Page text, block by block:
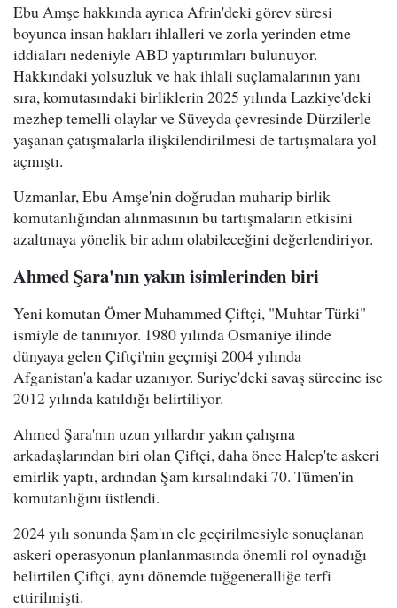
Ebu Amşe hakkında ayrıca Afrin'deki görev süresi
boyunca insan hakları ihlalleri ve zorla yerinden etme
iddiaları nedeniyle ABD yaptırımları bulunuyor.
Hakkındaki yolsuzluk ve hak ihlali suçlamalarının yanı
sıra, komutasındaki birliklerin 2025 yılında Lazkiye'deki
mezhep temelli olaylar ve Süveyda çevresinde Dürzilerle
yaşanan çatışmalarla ilişkilendirilmesi de tartışmalara yol
açmıştı.
Uzmanlar, Ebu Amşe'nin doğrudan muharip birlik
komutanlığından alınmasının bu tartışmaların etkisini
azaltmaya yönelik bir adım olabileceğini değerlendiriyor.
Ahmed Şara'nın yakın isimlerinden biri
Yeni komutan Ömer Muhammed Çiftçi, "Muhtar Türki"
ismiyle de tanınıyor. 1980 yılında Osmaniye ilinde
dünyaya gelen Çiftçi'nin geçmişi 2004 yılında
Afganistan'a kadar uzanıyor. Suriye'deki savaş sürecine ise
2012 yılında katıldığı belirtiliyor.
Ahmed Şara'nın uzun yıllardır yakın çalışma
arkadaşlarından biri olan Çiftçi, daha önce Halep'te askeri
emirlik yaptı, ardından Şam kırsalındaki 70. Tümen'in
komutanlığını üstlendi.
2024 yılı sonunda Şam'ın ele geçirilmesiyle sonuçlanan
askeri operasyonun planlanmasında önemli rol oynadığı
belirtilen Çiftçi, aynı dönemde tuğgeneralliğe terfi
ettirilmişti.